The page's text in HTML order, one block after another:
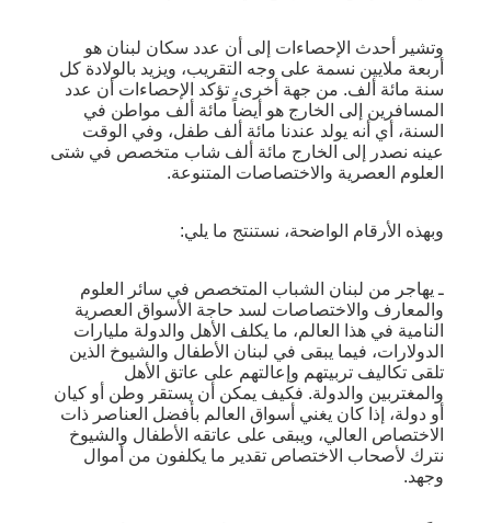
وتشير أحدث الإحصاءات إلى أن عدد سكان لبنان هو
أربعة ملايين نسمة على وجه التقريب، ويزيد بالولادة كل
سنة مائة ألف. من جهة أخرى، تؤكد الإحصاءات أن عدد
المسافرين إلى الخارج هو أيضاً مائة ألف مواطن في
السنة، أي أنه يولد عندنا مائة ألف طفل، وفي الوقت
عينه نصدر إلى الخارج مائة ألف شاب متخصص في شتى
العلوم العصرية والاختصاصات المتنوعة.
وبهذه الأرقام الواضحة، نستنتج ما يلي:
ـ يهاجر من لبنان الشباب المتخصص في سائر العلوم
والمعارف والاختصاصات لسد حاجة الأسواق العصرية
النامية في هذا العالم، ما يكلف الأهل والدولة مليارات
الدولارات، فيما يبقى في لبنان الأطفال والشيوخ الذين
تلقى تكاليف تربيتهم وإعالتهم على عاتق الأهل
والمغتربين والدولة. فكيف يمكن أن يستقر وطن أو كيان
أو دولة، إذا كان يغني أسواق العالم بأفضل العناصر ذات
الاختصاص العالي، ويبقى على عاتقه الأطفال والشيوخ
نترك لأصحاب الاختصاص تقدير ما يكلفون من أموال
وجهد.